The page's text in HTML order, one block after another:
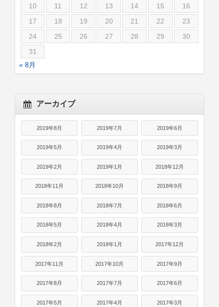
10
11 12 13 14 15
16
17
18 19 20 21 22
23
24
25 26 27 28 29
30
31
« 8月
アーカイブ
2019年8月 2019年7月 2019年6月
2019年5月 2019年4月 2019年3月
2019年2月 2019年1月 2018年12月
2018年11月 2018年10月 2018年9月
2018年8月 2018年7月 2018年6月
2018年5月 2018年4月 2018年3月
2018年2月 2018年1月 2017年12月
2017年11月 2017年10月 2017年9月
2017年8月 2017年7月 2017年6月
2017年5月 2017年4月 2017年3月